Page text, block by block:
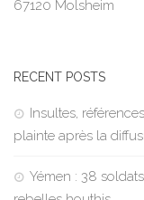
67120 Molsheim
RECENT POSTS
Insultes,
plainte après la
Yémen : 38